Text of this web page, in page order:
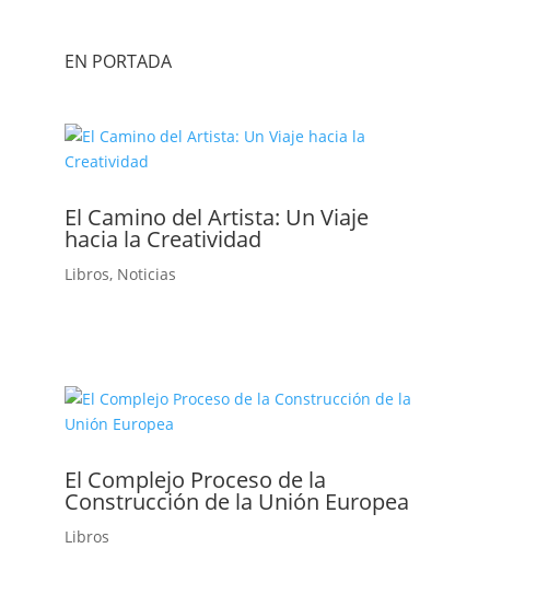
EN PORTADA
El Camino del Artista: Un Viaje
hacia la Creatividad
Libros, Noticias
El Complejo Proceso de la
Construcción de la Unión Europea
Libros